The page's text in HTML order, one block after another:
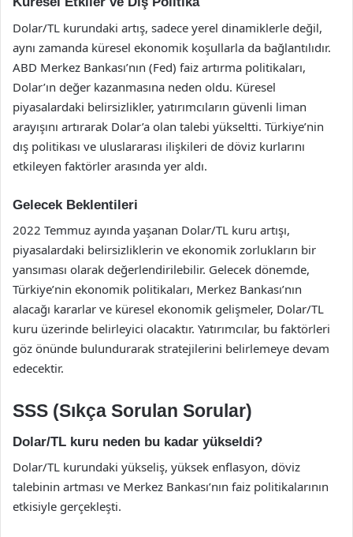
Dolar/TL kurundaki artış, sadece yerel dinamiklerle değil,
aynı zamanda küresel ekonomik koşullarla da bağlantılıdır.
ABD Merkez Bankası’nın (Fed) faiz artırma politikaları,
Dolar’ın değer kazanmasına neden oldu. Küresel
piyasalardaki belirsizlikler, yatırımcıların güvenli liman
arayışını artırarak Dolar’a olan talebi yükseltti. Türkiye’nin
dış politikası ve uluslararası ilişkileri de döviz kurlarını
etkileyen faktörler arasında yer aldı.
Gelecek Beklentileri
2022 Temmuz ayında yaşanan Dolar/TL kuru artışı,
piyasalardaki belirsizliklerin ve ekonomik zorlukların bir
yansıması olarak değerlendirilebilir. Gelecek dönemde,
Türkiye’nin ekonomik politikaları, Merkez Bankası’nın
alacağı kararlar ve küresel ekonomik gelişmeler, Dolar/TL
kuru üzerinde belirleyici olacaktır. Yatırımcılar, bu faktörleri
göz önünde bulundurarak stratejilerini belirlemeye devam
edecektir.
SSS (Sıkça Sorulan Sorular)
Dolar/TL kuru neden bu kadar yükseldi?
Dolar/TL kurundaki yükseliş, yüksek enflasyon, döviz
talebinin artması ve Merkez Bankası’nın faiz politikalarının
etkisiyle gerçekleşti.